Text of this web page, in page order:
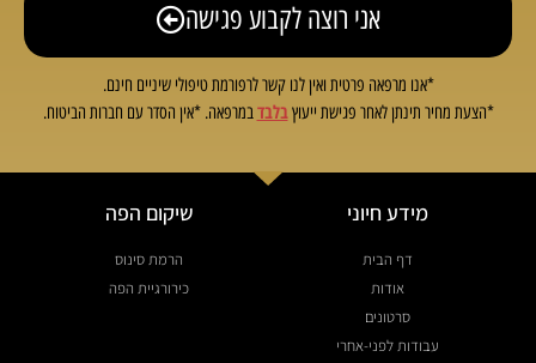
אני רוצה לקבוע פגישה
*אנו מרפאה פרטית ואין לנו קשר לרפורמת טיפולי שיניים חינם.
*הצעת מחיר תינתן לאחר פגישת ייעוץבלבדבמרפאה. *אין הסדר עם חברות הביטוח.
מידע חיוני
דף הבית
אודות
סרטונים
עבודות לפני-אחרי
שיקום הפה
הרמת סינוס
כירורגיית הפה